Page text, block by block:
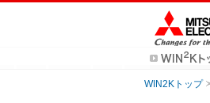
WIN2Kトップ